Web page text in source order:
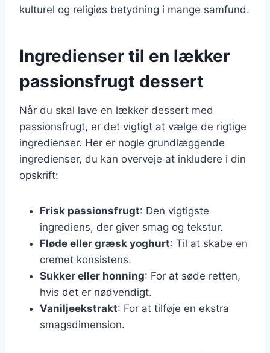
kulturel og religiøs betydning i mange samfund.
Ingredienser til en lækker
passionsfrugt dessert
Når du skal lave en lækker dessert med
passionsfrugt, er det vigtigt at vælge de rigtige
ingredienser. Her er nogle grundlæggende
ingredienser, du kan overveje at inkludere i din
opskrift:
Frisk passionsfrugt: Den vigtigste
ingrediens, der giver smag og tekstur.
Fløde eller græsk yoghurt: Til at skabe en
cremet konsistens.
Sukker eller honning: For at søde retten,
hvis det er nødvendigt.
Vaniljeekstrakt: For at tilføje en ekstra
smagsdimension.